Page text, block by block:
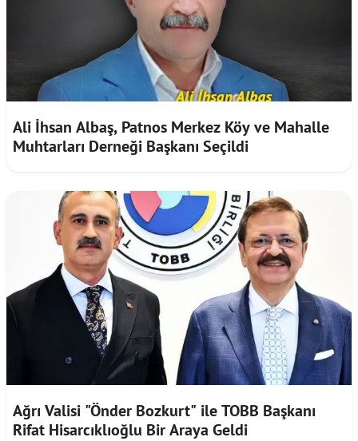
Ali İhsan Albaş, Patnos Merkez Köy ve Mahalle
Muhtarları Derneği Başkanı Seçildi
Ağrı Valisi "Önder Bozkurt" ile TOBB Başkanı
Rifat Hisarcıklıoğlu Bir Araya Geldi